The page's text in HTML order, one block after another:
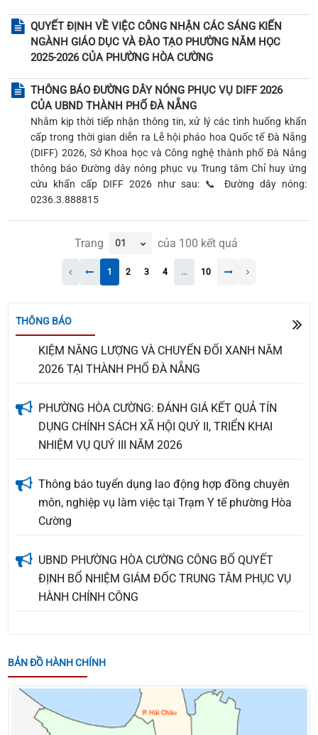
QUYẾT ĐỊNH VỀ VIỆC CÔNG NHẬN CÁC SÁNG KIẾN
NGÀNH GIÁO DỤC VÀ ĐÀO TẠO PHƯỜNG NĂM HỌC
2025-2026 CỦA PHƯỜNG HÒA CƯỜNG
THÔNG BÁO ĐƯỜNG DÂY NÓNG PHỤC VỤ DIFF 2026
CỦA UBND THÀNH PHỐ ĐÀ NẴNG
Nhằm kịp thời tiếp nhận thông tin, xử lý các tình huống khẩn
cấp trong thời gian diễn ra Lễ hội pháo hoa Quốc tế Đà Nẵng
(DIFF) 2026, Sở Khoa học và Công nghệ thành phố Đà Nẵng
thông báo Đường dây nóng phục vụ Trung tâm Chỉ huy ứng
cứu khẩn cấp DIFF 2026 như sau: 📞 Đường dây nóng:
0236.3.888815
Trang của 100 kết quả
1 2 3 4 ... 10
THÔNG BÁO
THÔNG BÁO THÔNG TƯ SỐ 110/2026/TT-BTC
BỎ TOÀN BỘ MỘT SỐ THÔNG TƯ VÀ QUYẾT ĐỊNH
CỦA BỘ TRƯỞNG BỘ TÀI CHÍNH TRONG LĨNH VỰC
THÔNG BÁO VỀ HỘI CHỢ TRIỂN LÃM THIẾT BỊ TIẾT
KIỆM NĂNG LƯỢNG VÀ CHUYỂN ĐỔI XANH NĂM
2026 TẠI THÀNH PHỐ ĐÀ NẴNG
DỤNG CHÍNH SÁCH XÃ HỘI QUÝ II, TRIỂN KHAI
NHIỆM VỤ QUÝ III NĂM 2026
môn, nghiệp vụ làm việc tại Trạm Y tế phường Hòa
Cường
ĐỊNH BỔ NHIỆM GIÁM ĐỐC TRUNG TÂM PHỤC VỤ
HÀNH CHÍNH CÔNG
ĐẢNG ỦY PHƯỜNG HÒA CƯỜNG, THÀNH PHỐ ĐÀ
NẴNG
Quyết định về việc giao kế hoạch thu, nộp Quỹ
BẢN ĐỒ HÀNH CHÍNH